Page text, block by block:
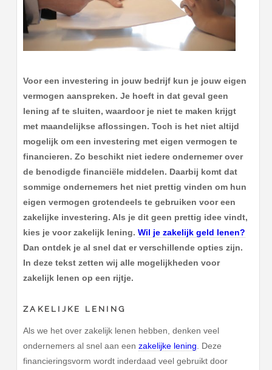
Voor een investering in jouw bedrijf kun je jouw eigen
vermogen aanspreken. Je hoeft in dat geval geen
lening af te sluiten, waardoor je niet te maken krijgt
met maandelijkse aflossingen. Toch is het niet altijd
mogelijk om een investering met eigen vermogen te
financieren. Zo beschikt niet iedere ondernemer over
de benodigde financiële middelen. Daarbij komt dat
sommige ondernemers het niet prettig vinden om hun
eigen vermogen grotendeels te gebruiken voor een
zakelijke investering. Als je dit geen prettig idee vindt,
kies je voor zakelijk lening.Wil je zakelijk geld lenen?
Dan ontdek je al snel dat er verschillende opties zijn.
In deze tekst zetten wij alle mogelijkheden voor
zakelijk lenen op een rijtje.
ZAKELIJKE LENING
Als we het over zakelijk lenen hebben, denken veel
ondernemers al snel aan eenzakelijke lening. Deze
financieringsvorm wordt inderdaad veel gebruikt door